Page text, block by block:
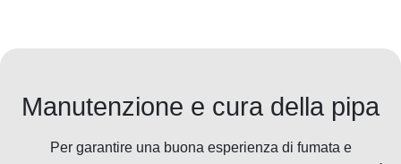
Manutenzione e cura della pipa
Per garantire una buona esperienza di fumata e